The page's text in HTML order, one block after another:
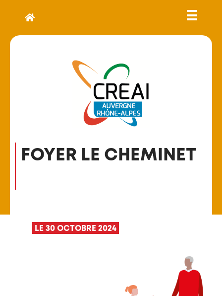
FOYER LE CHEMINET
LE 30 OCTOBRE 2024